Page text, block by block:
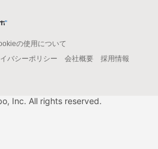
の使用について
バシーポリシー 会社概要
採用情報
Inc. All rights reserved.